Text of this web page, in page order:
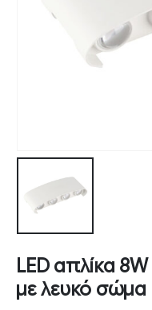
LED απλίκα
με λευκό σώμα